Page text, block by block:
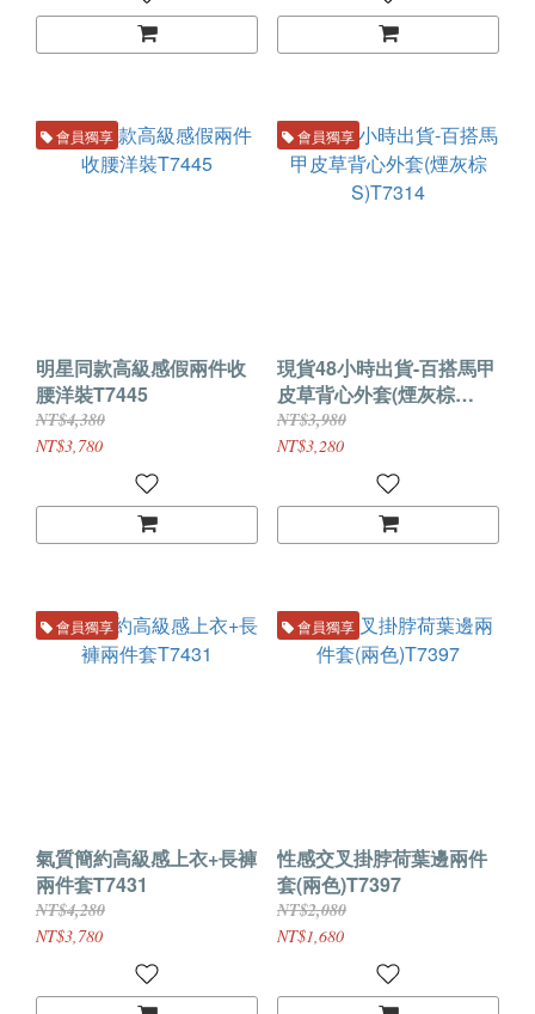
會員獨享
明星同款高級感假兩件收
腰洋裝T7445
NT$4,380
NT$3,780
會員獨享
現貨48小時出貨-百搭馬甲
皮草背心外套(煙灰棕
S)T7314
NT$3,980
NT$3,280
會員獨享
氣質簡約高級感上衣+長褲
兩件套T7431
NT$4,280
NT$3,780
會員獨享
性感交叉掛脖荷葉邊兩件
套(兩色)T7397
NT$2,080
NT$1,680